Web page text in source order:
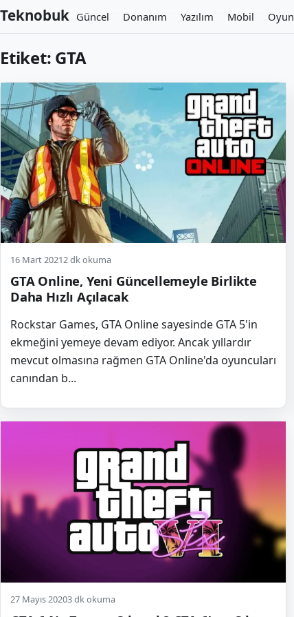
Teknobuk Güncel Donanım Yazılım Mobil Oyun
Etiket: GTA
16 Mart 20212 dk okuma
GTA Online, Yeni Güncellemeyle Birlikte
Daha Hızlı Açılacak
Rockstar Games, GTA Online sayesinde GTA 5'in
ekmeğini yemeye devam ediyor. Ancak yıllardır
mevcut olmasına rağmen GTA Online'da oyuncuları
canından b...
27 Mayıs 20203 dk okuma